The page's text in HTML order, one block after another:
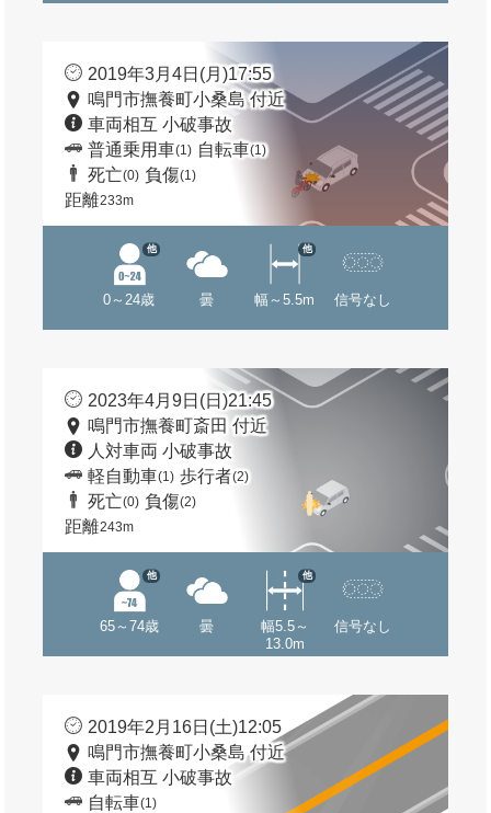
2019年3月4日(月)17:55
鳴門市撫養町小桑島 付近
車両相互 小破事故
普通乗用車(1) 自転車(1)
死亡(0) 負傷(1)
距離233m
0～24歳
他
曇 幅～5.5m
他
信号なし
2023年4月9日(日)21:45
鳴門市撫養町斎田 付近
人対車両 小破事故
軽自動車(1) 歩行者(2)
死亡(0) 負傷(2)
距離243m
65～74歳
他
曇
幅5.5～
13.0m
他
信号なし
2019年2月16日(土)12:05
鳴門市撫養町小桑島 付近
車両相互 小破事故
自転車(1)